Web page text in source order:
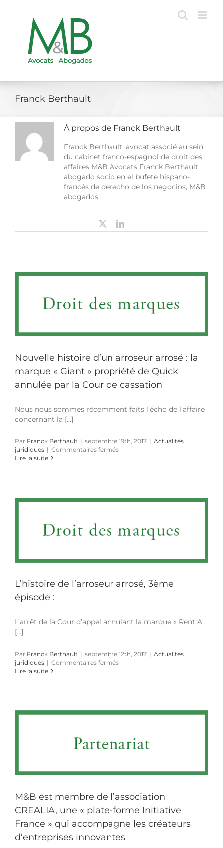
Franck Berthault
À propos de Franck Berthault
Franck Berthault, avocat associé au sein
du cabinet franco-espagnol de droit des
affaires M&B Avocats Franck Berthault,
abogado socio en el bufete hispano-
francés de derecho de los negocios, M&B
abogados.
LinkedIn
Nouvelle histoire d’un arroseur arrosé : la
marque « Giant » propriété de Quick
annulée par la Cour de cassation
Nous nous sommes récemment faits l’écho de l’affaire
concernant la [...]
Par Franck Berthault | septembre 19th, 2017 | Actualités
juridiques | Commentaires ferméssur
histoire
la
de
par
de
Lire la suite
L’histoire de l’arroseur arrosé, 3ème
épisode :
L’arrêt de la Cour d’appel annulant la marque « Rent A
[...]
Par Franck Berthault | septembre 12th, 2017 | Actualités
juridiques | Commentaires ferméssur
de
épisode :
Lire la suite
M&B est membre de l’association
CREALIA, une « plate-forme Initiative
France » qui accompagne les créateurs
d’entreprises innovantes